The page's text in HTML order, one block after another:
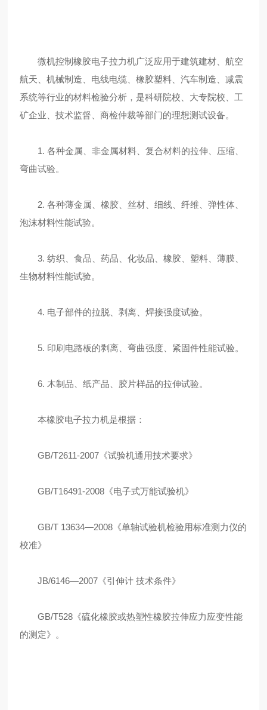
微机控制橡胶电子拉力机广泛应用于建筑建材、航空
航天、机械制造、电线电缆、橡胶塑料、汽车制造、减震
系统等行业的材料检验分析，是科研院校、大专院校、工
矿企业、技术监督、商检仲裁等部门的理想测试设备。
1. 各种金属、非金属材料、复合材料的拉伸、压缩、
弯曲试验。
2. 各种薄金属、橡胶、丝材、细线、纤维、弹性体、
泡沫材料性能试验。
3. 纺织、食品、药品、化妆品、橡胶、塑料、薄膜、
生物材料性能试验。
4. 电子部件的拉脱、剥离、焊接强度试验。
5. 印刷电路板的剥离、弯曲强度、紧固件性能试验。
6. 木制品、纸产品、胶片样品的拉伸试验。
本橡胶电子拉力机是根据：
GB/T2611-2007《试验机通用技术要求》
GB/T16491-2008《电子式万能试验机》
GB/T 13634—2008《单轴试验机检验用标准测力仪的
校准》
JB/6146—2007《引伸计 技术条件》
GB/T528《硫化橡胶或热塑性橡胶拉伸应力应变性能
的测定》。